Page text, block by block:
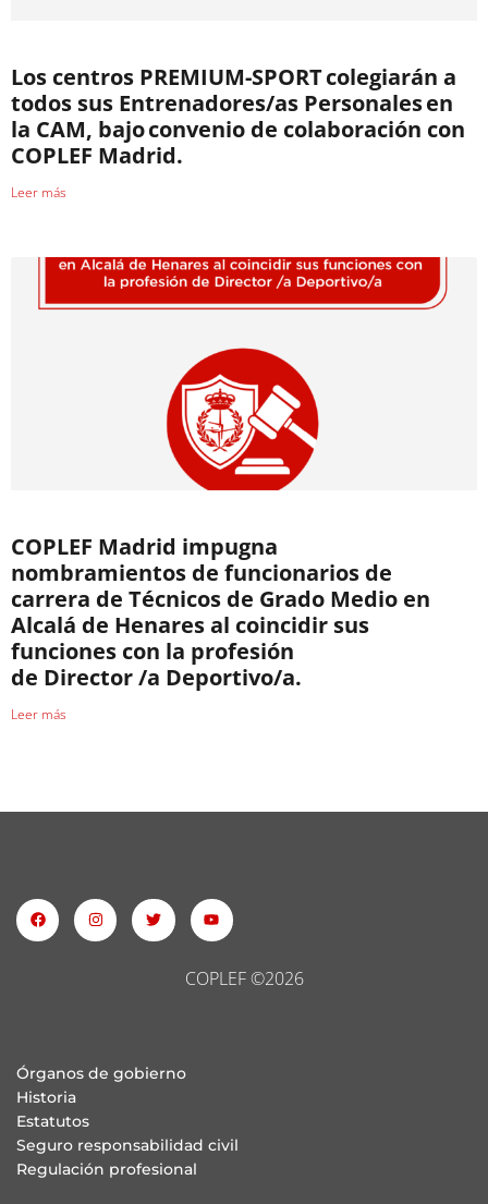
Los centros PREMIUM-SPORT colegiarán a
todos sus Entrenadores/as Personales en
la CAM, bajo convenio de colaboración con
COPLEF Madrid.
Leer más
COPLEF Madrid impugna
nombramientos de funcionarios de
carrera de Técnicos de Grado Medio en
Alcalá de Henares al coincidir sus
funciones con la profesión
de Director /a Deportivo/a.
Leer más
COPLEF ©2026
Órganos de gobierno
Historia
Estatutos
Seguro responsabilidad civil
Regulación profesional